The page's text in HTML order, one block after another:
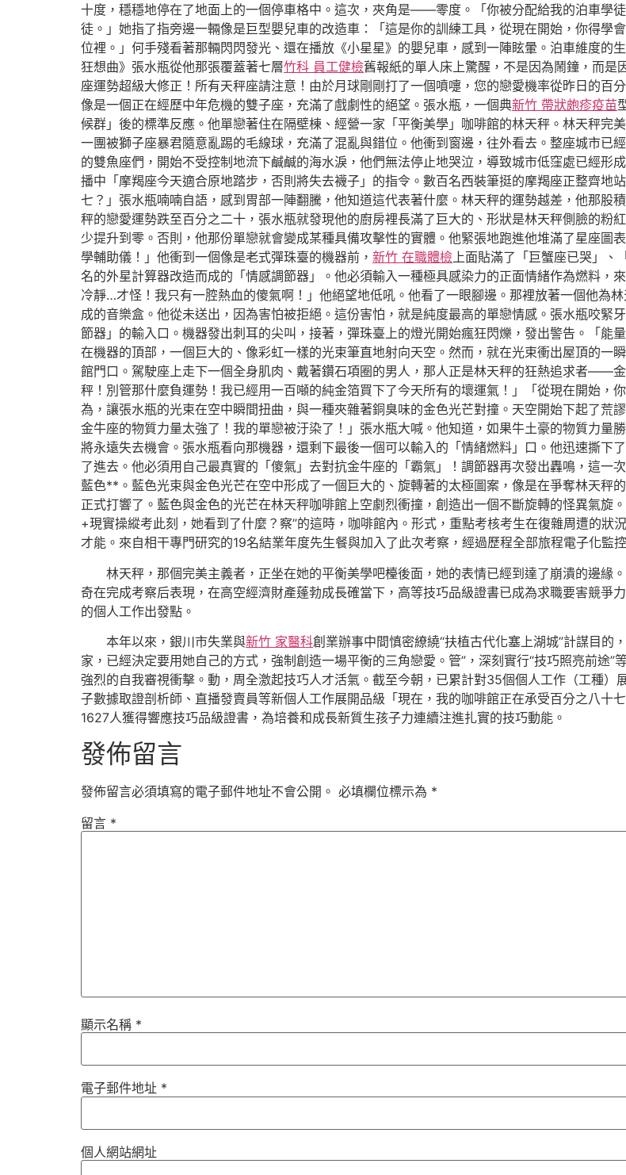
十度，穩穩地停在了地面上的一個停車格中。這次，夾角是——零度。「你被分配給我的泊車學
徒。」她指了指旁邊一輛像是巨型嬰兒車的改造車：「這是你的訓練工具，從現在開始，你得學
位裡。」何手殘看著那輛閃閃發光、還在播放《小星星》的嬰兒車，感到一陣眩暈。泊車維度的
狂想曲》張水瓶從他那張覆蓋著七層竹科 員工健檢舊報紙的單人床上驚醒，不是因為鬧鐘，而是
座運勢超級大修正！所有天秤座請注意！由於月球剛剛打了一個噴嚏，您的戀愛機率從昨日的百
像是一個正在經歷中年危機的雙子座，充滿了戲劇性的絕望。張水瓶，一個典新竹 帶狀皰疹疫苗
候群」後的標準反應。他單戀著住在隔壁棟、經營一家「平衡美學」咖啡館的林天秤。林天秤完
一團被獅子座暴君隨意亂踢的毛線球，充滿了混亂與錯位。他衝到窗邊，往外看去。整座城市已
的雙魚座們，開始不受控制地流下鹹鹹的海水淚，他們無法停止地哭泣，導致城市低窪處已經形
播中「摩羯座今天適合原地踏步，否則將失去襪子」的指令。數百名西裝筆挺的摩羯座正整齊地
七？」張水瓶喃喃自語，感到胃部一陣翻騰，他知道這代表著什麼。林天秤的運勢越差，他那股
秤的戀愛運勢跌至百分之二十，張水瓶就發現他的廚房裡長滿了巨大的、形狀是林天秤側臉的粉
少提升到零。否則，他那份單戀就會變成某種具備攻擊性的實體。他緊張地跑進他堆滿了星座圖
學輔助儀！」他衝到一個像是老式彈珠臺的機器前， 新竹 在職體檢上面貼滿了「巨蟹座已哭」、
名的外星計算器改造而成的「情感調節器」。他必須輸入一種極具感染力的正面情緒作為燃料，
冷靜…才怪！我只有一腔熱血的傻氣啊！」他絕望地低吼。他看了一眼腳邊。那裡放著一個他為
成的音樂盒。他從未送出，因為害怕被拒絕。這份害怕，就是純度最高的單戀情感。張水瓶咬緊
節器」的輸入口。機器發出刺耳的尖叫，接著，彈珠臺上的燈光開始瘋狂閃爍，發出警告。「能
在機器的頂部，一個巨大的、像彩虹一樣的光束筆直地射向天空。然而，就在光束衝出屋頂的一
館門口。駕駛座上走下一個全身肌肉、戴著鑽石項圈的男人，那人正是林天秤的狂熱追求者——
秤！別管那什麼負運勢！我已經用一百噸的純金箔買下了今天所有的壞運氣！」「從現在開始，
為，讓張水瓶的光束在空中瞬間扭曲，與一種夾雜著銅臭味的金色光芒對撞。天空開始下起了荒
金牛座的物質力量太強了！我的單戀被汙染了！」張水瓶大喊。他知道，如果牛土豪的物質力量
將永遠失去機會。張水瓶看向那機器，還剩下最後一個可以輸入的「情緒燃料」口。他迅速撕下
了進去。他必須用自己最真實的「傻氣」去對抗金牛座的「霸氣」！調節器再次發出轟鳴，這一
藍色**。藍色光束與金色光芒在空中形成了一個巨大的、旋轉著的太極圖案，像是在爭奪林天秤
正式打響了。藍色與金色的光芒在林天秤咖啡館上空劇烈衝撞，創造出一個不斷旋轉的怪異氣旋
+現實操縱考此刻，她看到了什麼？察”的這時，咖啡館內。形式，重點考核考生在復雜周遭的
才能。來自相干專門研究的19名結業年度先生餐與加入了此次考察，經過歷程全部旅程電子化監
林天秤，那個完美主義者，正坐在她的平衡美學吧檯後面，她的表情已經到達了崩潰的邊緣
奇在完成考察后表現，在高空經濟財產蓬勃成長確當下，高等技巧品級證書已成為求職要害競爭
的個人工作出發點。
本年以來，銀川市失業與新竹 家醫科創業辦事中間慎密繚繞“扶植古代化塞上湖城”計謀目的
家，已經決定要用她自己的方式，強制創造一場平衡的三角戀愛。管”，深刻實行“技巧照亮前途
強烈的自我審視衝擊。動，周全激起技巧人才活氣。截至今朝，已累計對35個個人工作（工種
子數據取證剖析師、直播發賣員等新個人工作展開品級「現在，我的咖啡館正在承受百分之八十
1627人獲得響應技巧品級證書，為培養和成長新質生孩子力連續注進扎實的技巧動能。
發佈留言
發佈留言必須填寫的電子郵件地址不會公開。 必填欄位標示為 *
留言 *
顯示名稱 *
電子郵件地址 *
個人網站網址